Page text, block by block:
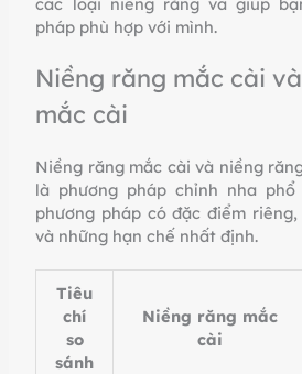
pháp phù hợp với mình.
Niềng răng mắc cài
mắc cài
Niềng răng mắc cài và niềng
là phương pháp chỉnh nha
phương pháp có đặc điểm
và những hạn chế nhất định.
Tiêu
chí
so
sánh
Niềng răng mắc
cài